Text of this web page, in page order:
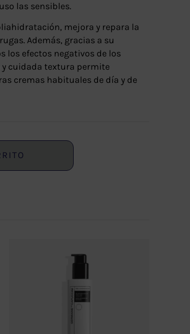
las sensibles.
mejora y repara la
Además, gracias a su
los efectos negativos de los
cuidada textura permite
cremas habituales de día y de